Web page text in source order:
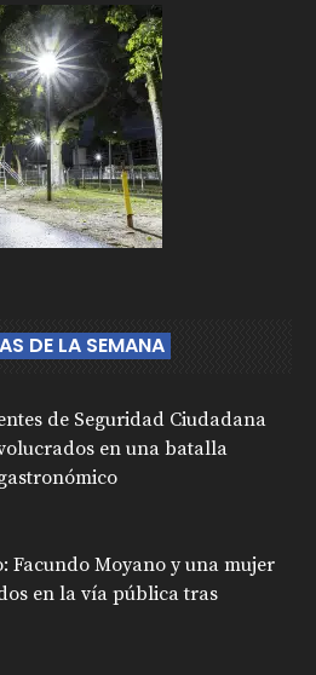
DE LA SEMANA
de Seguridad Ciudadana
en una batalla
Facundo Moyano y una mujer
en la vía pública tras